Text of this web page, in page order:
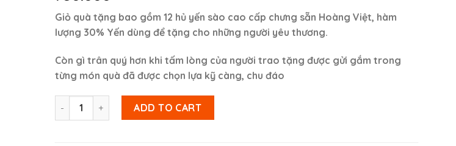
Giỏ quà tặng bao gồm 12 hủ yến sào cao cấp chưng sẵn Hoàng Việt, hàm
lượng 30% Yến dùng để tặng cho những người yêu thương.
Còn gì trân quý hơn khi tấm lòng của người trao tặng được gửi gắm trong
từng món quà đã được chọn lựa kỹ càng, chu đáo
Giỏ quà tặng 12 hũ Yến Sào cao cấp (Mẫu 2) quantity
ADD TO CART